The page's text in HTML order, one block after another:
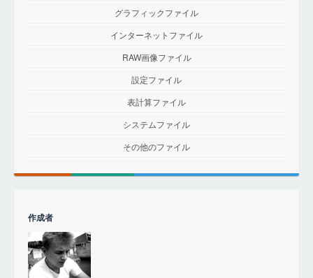
グラフィックファイル
インターネットファイル
RAW画像ファイル
設定ファイル
表計算ファイル
システムファイル
その他のファイル
作成者